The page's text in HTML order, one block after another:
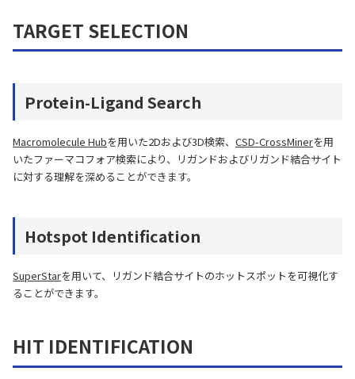
TARGET SELECTION
Protein-Ligand Search
Macromolecule Hubを用いた2Dおよび3D検索、CSD-CrossMinerを用
いたファーマコフォア検索により、リガンドおよびリガンド結合サイト
に対する理解を深めることができます。
Hotspot Identification
SuperStarを用いて、リガンド結合サイトのホットスポットを可視化す
ることができます。
HIT IDENTIFICATION